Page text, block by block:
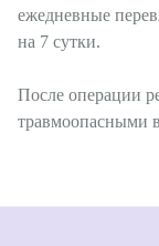
ежедневные
на 7 сутки. ⠀
После операции
травмоопасными